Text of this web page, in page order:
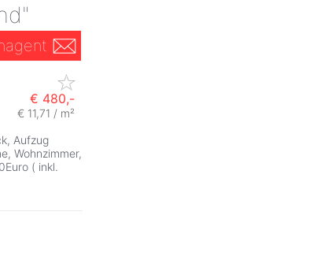
€ 480,-
€ 11,71 / m²
Aufzug
Wohnzimmer,
( inkl.